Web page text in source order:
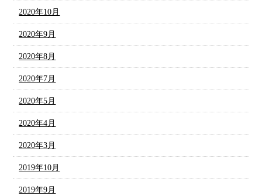
2020年10月
2020年9月
2020年8月
2020年7月
2020年5月
2020年4月
2020年3月
2019年10月
2019年9月